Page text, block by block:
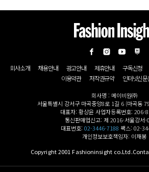
회사소개 채용안내 광고안내 제휴안내 구독신청
이용약관
저작권규약 인터넷신
회사명 : 메이비원㈜
서울특별시 강서구 마곡중앙8로 1길 6 (마곡동
대표자: 황상윤 사업자등록번호: 206-
통신판매업신고: 제 2016-서울강서-
대표번호: 02-3446-7188 팩스: 02-
개인정보보호책임자: 이재봉
Copyright 2001 Fashioninsight